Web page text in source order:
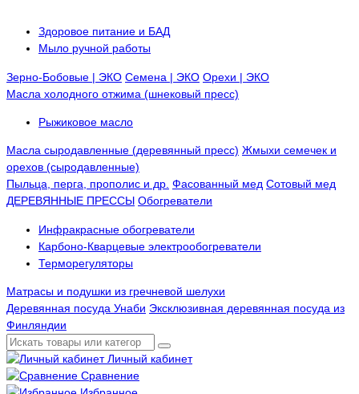
Здоровое питание и БАД
Мыло ручной работы
Зерно-Бобовые | ЭКО Семена | ЭКО Орехи | ЭКО
Масла холодного отжима (шнековый пресс)
Рыжиковое масло
Масла сыродавленные (деревянный пресс) Жмыхи семечек и
орехов (сыродавленные)
Пыльца, перга, прополис и др. Фасованный мед Сотовый мед
ДЕРЕВЯННЫЕ ПРЕССЫ Обогреватели
Инфракрасные обогреватели
Карбоно-Кварцевые электрообогреватели
Терморегуляторы
Матрасы и подушки из гречневой шелухи
Деревянная посуда Унаби Эксклюзивная деревянная посуда из
Финляндии
Личный кабинет
Сравнение